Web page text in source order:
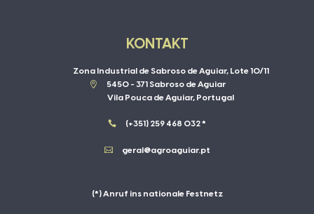
KONTAKT
Zona Industrial de Sabroso de Aguiar, Lote 10/11

5450 - 371 Sabroso de Aguiar
Vila Pouca de Aguiar, Portugal
 (+351) 259 468 032 *
 geral@agroaguiar.pt
(*) Anruf ins nationale Festnetz